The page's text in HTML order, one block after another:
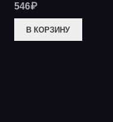
546₽
В КОРЗИНУ